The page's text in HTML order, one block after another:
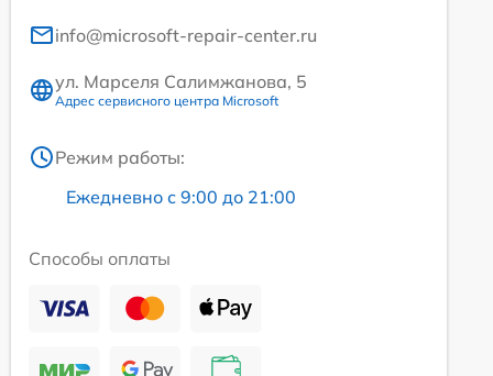
info@microsoft-repair-center.ru
ул. Марселя Салимжанова, 5
Адрес сервисного центра Microsoft
Режим работы:
Ежедневно с 9:00 до 21:00
Способы оплаты